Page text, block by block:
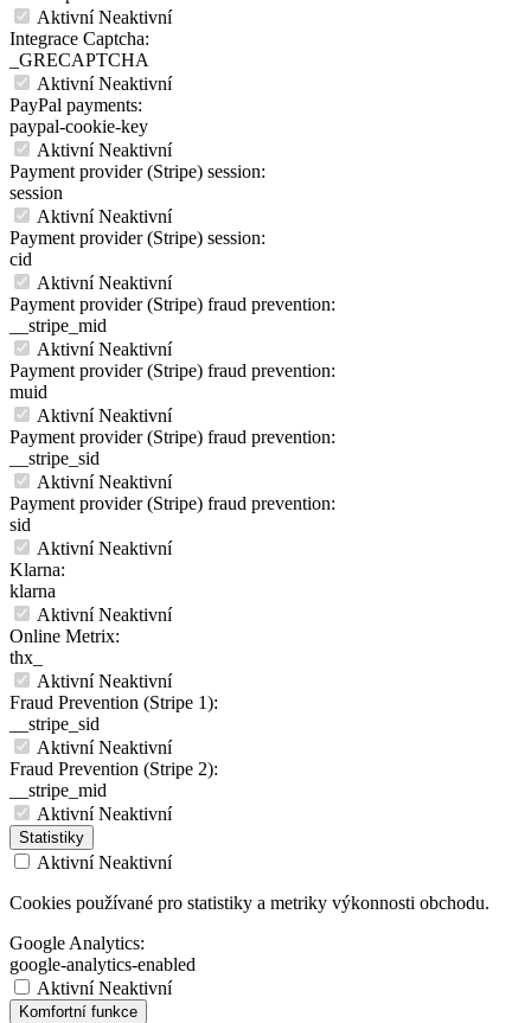
Aktivní Neaktivní
Integrace Captcha:
_GRECAPTCHA
Aktivní Neaktivní
PayPal payments:
paypal-cookie-key
Aktivní Neaktivní
Payment provider (Stripe) session:
session
Aktivní Neaktivní
Payment provider (Stripe) session:
cid
Aktivní Neaktivní
Payment provider (Stripe) fraud prevention:
__stripe_mid
Aktivní Neaktivní
Payment provider (Stripe) fraud prevention:
muid
Aktivní Neaktivní
Payment provider (Stripe) fraud prevention:
__stripe_sid
Aktivní Neaktivní
Payment provider (Stripe) fraud prevention:
sid
Aktivní Neaktivní
Klarna:
klarna
Aktivní Neaktivní
Online Metrix:
thx_
Aktivní Neaktivní
Fraud Prevention (Stripe 1):
__stripe_sid
Aktivní Neaktivní
Fraud Prevention (Stripe 2):
__stripe_mid
Aktivní Neaktivní
Statistiky
Aktivní Neaktivní
Cookies používané pro statistiky a metriky výkonnosti obchodu.
Google Analytics:
google-analytics-enabled
Aktivní Neaktivní
Komfortní funkce